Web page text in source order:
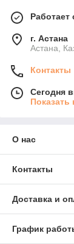
Работает
г. Астана
Астана,
Контакты
Сегодня
О нас
Контакты
Доставка и
График